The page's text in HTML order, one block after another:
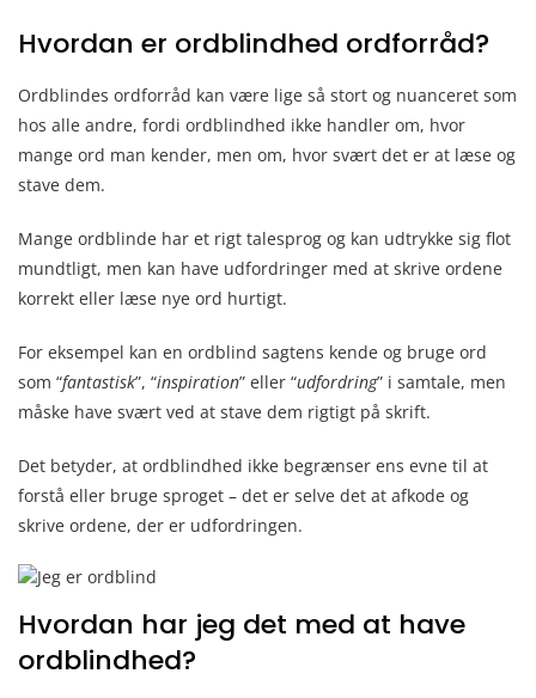
Hvordan er ordblindhed ordforråd?
Ordblindes ordforråd kan være lige så stort og nuanceret som
hos alle andre, fordi ordblindhed ikke handler om, hvor
mange ord man kender, men om, hvor svært det er at læse og
stave dem.
Mange ordblinde har et rigt talesprog og kan udtrykke sig flot
mundtligt, men kan have udfordringer med at skrive ordene
korrekt eller læse nye ord hurtigt.
For eksempel kan en ordblind sagtens kende og bruge ord
som “fantastisk”, “inspiration” eller “udfordring” i samtale, men
måske have svært ved at stave dem rigtigt på skrift.
Det betyder, at ordblindhed ikke begrænser ens evne til at
forstå eller bruge sproget – det er selve det at afkode og
skrive ordene, der er udfordringen.
Hvordan har jeg det med at have
ordblindhed?